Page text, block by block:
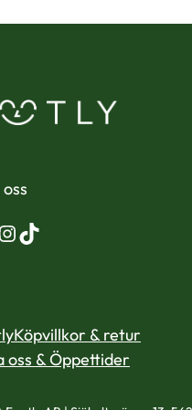
Instagram
TikTok
Köpvillkor & retur
oss & Öppettider